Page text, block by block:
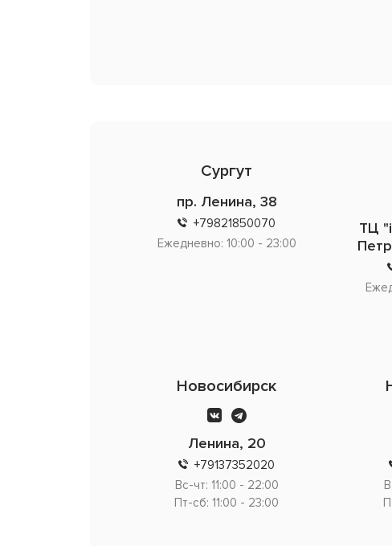
Сургут
пр. Ленина, 38
+79821850070
Ежедневно: 10:00 - 23:00
ТЦ
Новосибирск
Ленина, 20
+79137352020
Вс-чт: 11:00 - 22:00
Пт-сб: 11:00 - 23:00